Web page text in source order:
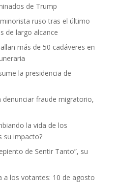
de Trump
ruso tras el último
de largo alcance
más de 50 cadáveres en
la presidencia de
denunciar fraude migratorio,
la vida de los
su impacto?
de Sentir Tanto”, su
a los votantes: 10 de agosto